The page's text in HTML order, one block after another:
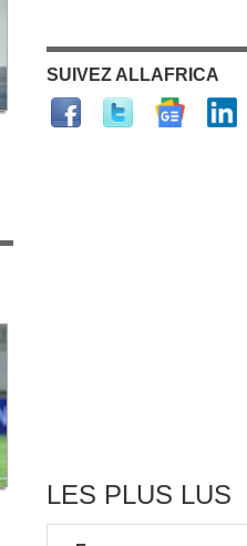
SUIVEZ ALLAFRICA
LES PLUS LUS